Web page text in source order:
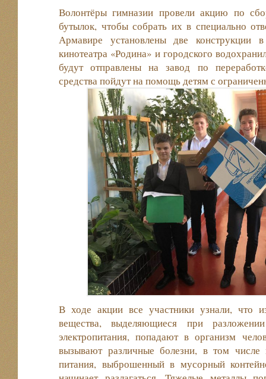
Волонтёры гимназии провели акцию по
бутылок, чтобы собрать их в специально
Армавире установлены две
кинотеатра «Родина» и городского
будут отправлены на завод по
средства пойдут на помощь детям с
В ходе акции все участники узнали, что
вещества, выделяющиеся при
электропитания, попадают в организм
вызывают различные болезни, в том
питания, выброшенный в мусорный